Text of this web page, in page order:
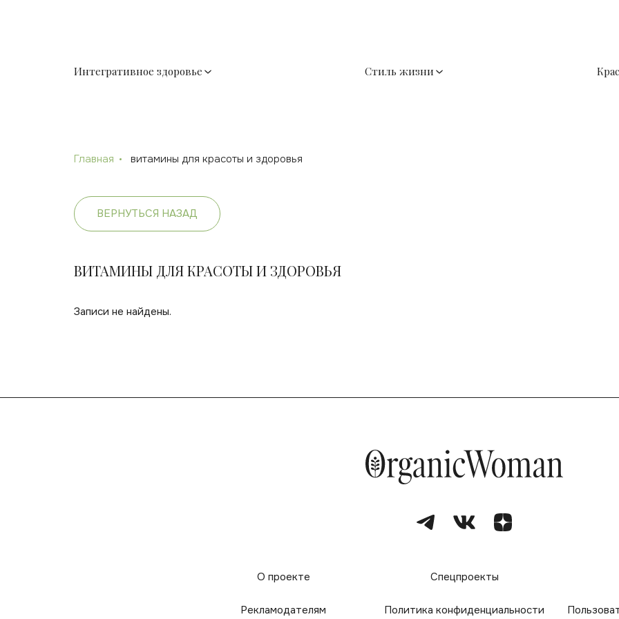
Интегративное здоровье Стиль жизни
Главная витамины для красоты и здоровья
ВЕРНУТЬСЯ НАЗАД
ВИТАМИНЫ ДЛЯ КРАСОТЫ И ЗДОРОВЬЯ
Записи не найдены.
О проекте Спецпроекты
Рекламодателям Политика конфиденциальности